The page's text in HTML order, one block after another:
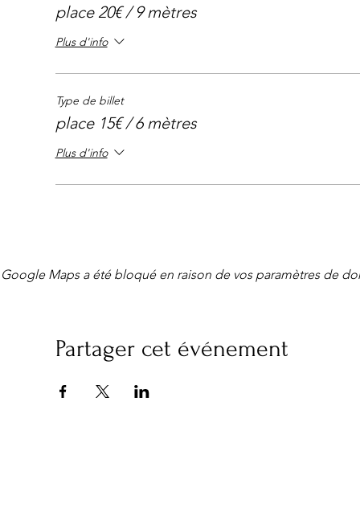
OUVERT TOUS LES DIMANCHES A PARTIR DE 5h30/
buvette et petite restauration sur place
TIRAGE AU SORT A 13H00 avec à la clef 3 PLACES
AVEC OU SANS RÉSERVATION (RESERVATIONS
Infos requises : vos nom prénom et la surface désirée
Prévoir pièce d' identité ou Kbis pour pro.
BILLETTERIE : https://www.le-capucin.com/vide-
place 20€ / 9 mètres
Plus d'info
Type de billet
place 15€ / 6 mètres
Plus d'info
Google Maps a été bloqué en raison de vos paramètres de
Partager cet événement